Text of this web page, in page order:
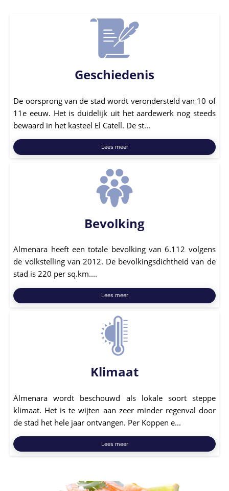
Geschiedenis
De oorsprong van de stad wordt verondersteld van 10 of
11e eeuw. Het is duidelijk uit het aardewerk nog steeds
bewaard in het kasteel El Catell. De st...
Lees meer
Bevolking
Almenara heeft een totale bevolking van 6.112 volgens
de volkstelling van 2012. De bevolkingsdichtheid van de
stad is 220 per sq.km....
Lees meer
Klimaat
Almenara wordt beschouwd als lokale soort steppe
klimaat. Het is te wijten aan zeer minder regenval door
de stad het hele jaar ontvangen. Per Koppen e...
Lees meer